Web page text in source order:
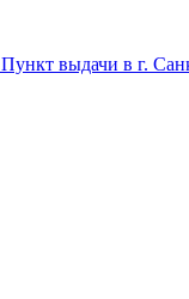
Пункт выдачи в г.